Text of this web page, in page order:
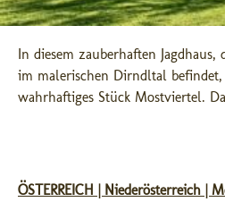
In diesem zauberhaften
im malerischen Dirndltal
wahrhaftiges Stück Mostviertel.
ÖSTERREICH | Niederösterreich |